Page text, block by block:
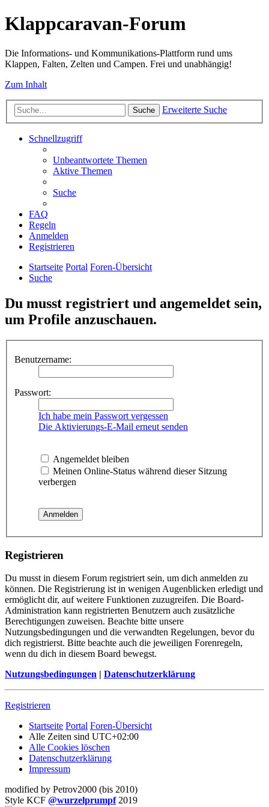
Klappcaravan-Forum
Die Informations- und Kommunikations-Plattform rund ums
Klappen, Falten, Zelten und Campen. Frei und unabhängig!
Zum Inhalt
Suche Erweiterte Suche
Schnellzugriff
Unbeantwortete Themen
Aktive Themen
Suche
FAQ
Regeln
Anmelden
Registrieren
Startseite Portal Foren-Übersicht
Suche
Du musst registriert und angemeldet sein,
um Profile anzuschauen.
Benutzername:
Passwort:
Ich habe mein Passwort vergessen
Die Aktivierungs-E-Mail erneut senden
Angemeldet bleiben
Meinen Online-Status während dieser Sitzung
verbergen
Registrieren
Du musst in diesem Forum registriert sein, um dich anmelden zu
können. Die Registrierung ist in wenigen Augenblicken erledigt und
ermöglicht dir, auf weitere Funktionen zuzugreifen. Die Board-
Administration kann registrierten Benutzern auch zusätzliche
Berechtigungen zuweisen. Beachte bitte unsere
Nutzungsbedingungen und die verwandten Regelungen, bevor du
dich registrierst. Bitte beachte auch die jeweiligen Forenregeln,
wenn du dich in diesem Board bewegst.
Nutzungsbedingungen | Datenschutzerklärung
Registrieren
Startseite Portal Foren-Übersicht
Alle Zeiten sind UTC+02:00
Alle Cookies löschen
Datenschutzerklärung
Impressum
modified by Petrov2000 (bis 2010)
Style KCF @wurzelprumpf2019